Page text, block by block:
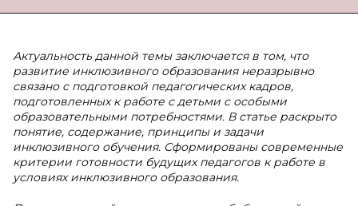
Актуальность данной темы заключается в том, что
развитие инклюзивного образования неразрывно
связано с подготовкой педагогических кадров,
подготовленных к работе с детьми с особыми
образовательными потребностями. В статье раскрыто
понятие, содержание, принципы и задачи
инклюзивного обучения. Сформированы современные
критерии готовности будущих педагогов к работе в
условиях инклюзивного образования.